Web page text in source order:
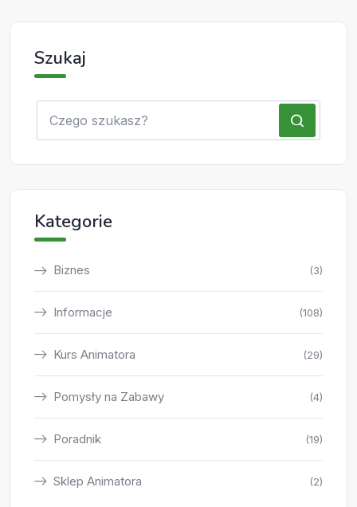
Szukaj
Kategorie
Biznes (3)
Informacje (108)
Kurs Animatora (29)
Pomysły na Zabawy (4)
Poradnik (19)
Sklep Animatora (2)